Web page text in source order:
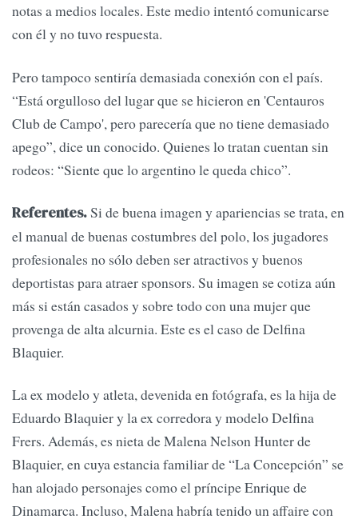
notas a medios locales. Este medio intentó comunicarse
con él y no tuvo respuesta.
Pero tampoco sentiría demasiada conexión con el país.
“Está orgulloso del lugar que se hicieron en 'Centauros
Club de Campo', pero parecería que no tiene demasiado
apego”, dice un conocido. Quienes lo tratan cuentan sin
rodeos: “Siente que lo argentino le queda chico”.
Referentes.Si de buena imagen y apariencias se trata, en
el manual de buenas costumbres del polo, los jugadores
profesionales no sólo deben ser atractivos y buenos
deportistas para atraer sponsors. Su imagen se cotiza aún
más si están casados y sobre todo con una mujer que
provenga de alta alcurnia. Este es el caso de Delfina
Blaquier.
La ex modelo y atleta, devenida en fotógrafa, es la hija de
Eduardo Blaquier y la ex corredora y modelo Delfina
Frers. Además, es nieta de Malena Nelson Hunter de
Blaquier, en cuya estancia familiar de “La Concepción” se
han alojado personajes como el príncipe Enrique de
Dinamarca. Incluso, Malena habría tenido un affaire con